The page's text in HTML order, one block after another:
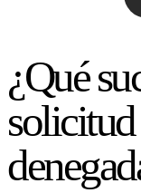
Preguntale a Qe...
¿Qué
solicitud